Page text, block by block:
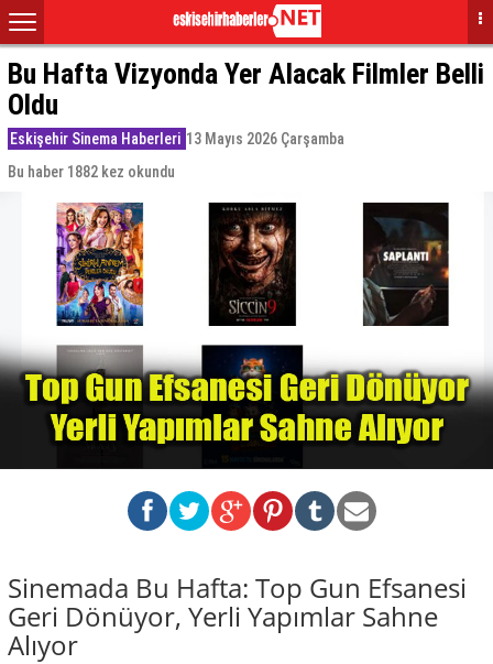
Bu Hafta Vizyonda Yer Alacak Filmler Belli
Oldu
Eskişehir Sinema Haberleri 13 Mayıs 2026 Çarşamba
Bu haber 1882 kez okundu
Sinemada Bu Hafta: Top Gun Efsanesi
Geri Dönüyor, Yerli Yapımlar Sahne
Alıyor